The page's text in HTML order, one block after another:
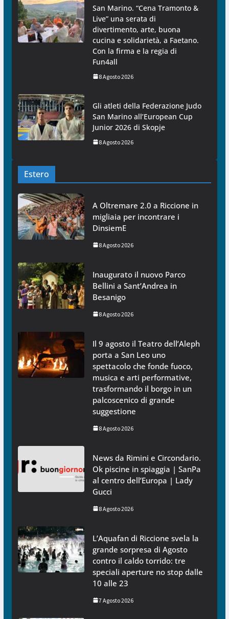
San Marino. “Cena Tramonto &
Live” una serata di
divertimento, arte, buona
cucina e solidarietà, a Faetano.
Con la firma e la regia di
Fun4all
8 Agosto 2026
Gli atleti della Federazione Judo
San Marino all’European Cup
Junior 2026 di Skopje
8 Agosto 2026
Estero
A Oltremare 2.0 a Riccione in
migliaia per incontrare i
DinsiemE
8 Agosto 2026
Inaugurato il nuovo Parco
Bellini a Sant’Andrea in
Besanigo
8 Agosto 2026
Il 9 agosto il Teatro dell’Aleph
porta a San Leo uno
spettacolo che fonde fuoco,
musica e arti performative,
trasformando il borgo in un
palcoscenico di grande
suggestione
8 Agosto 2026
News da Rimini e Circondario.
Ok piscine in spiaggia | SanPa
al centro dell’Europa | Lady
Gucci
8 Agosto 2026
L’Aquafan di Riccione svela la
grande sorpresa di Agosto
contro il caldo torrido: tre
speciali aperture no stop dalle
10 alle 23
7 Agosto 2026